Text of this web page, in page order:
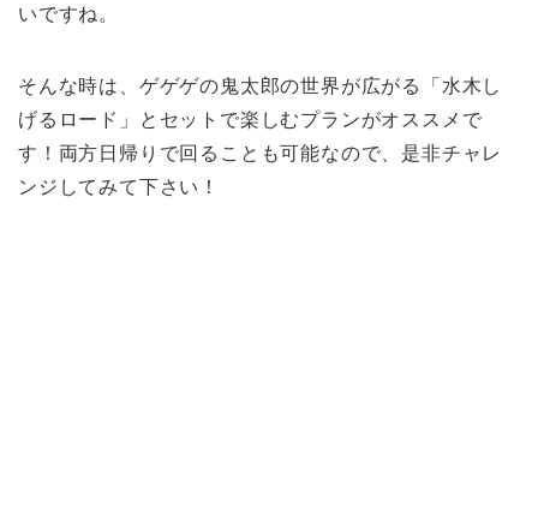
いですね。
そんな時は、ゲゲゲの鬼太郎の世界が広がる「水木し
げるロード」とセットで楽しむプランがオススメで
す！両方日帰りで回ることも可能なので、是非チャレ
ンジしてみて下さい！